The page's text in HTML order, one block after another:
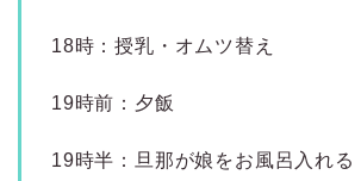
18時：授乳・オムツ替え
19時前：夕飯
19時半：旦那が娘をお風呂入れる